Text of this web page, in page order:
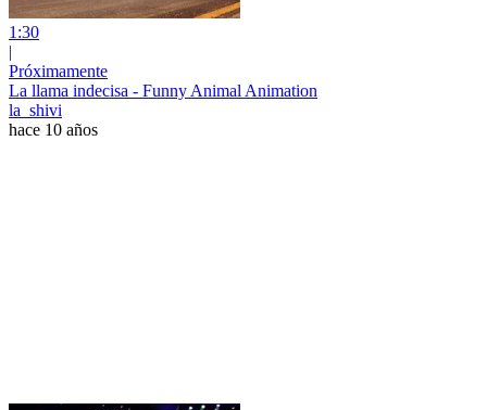
1:30
|
Próximamente
La llama indecisa - Funny Animal Animation
la_shivi
hace 10 años